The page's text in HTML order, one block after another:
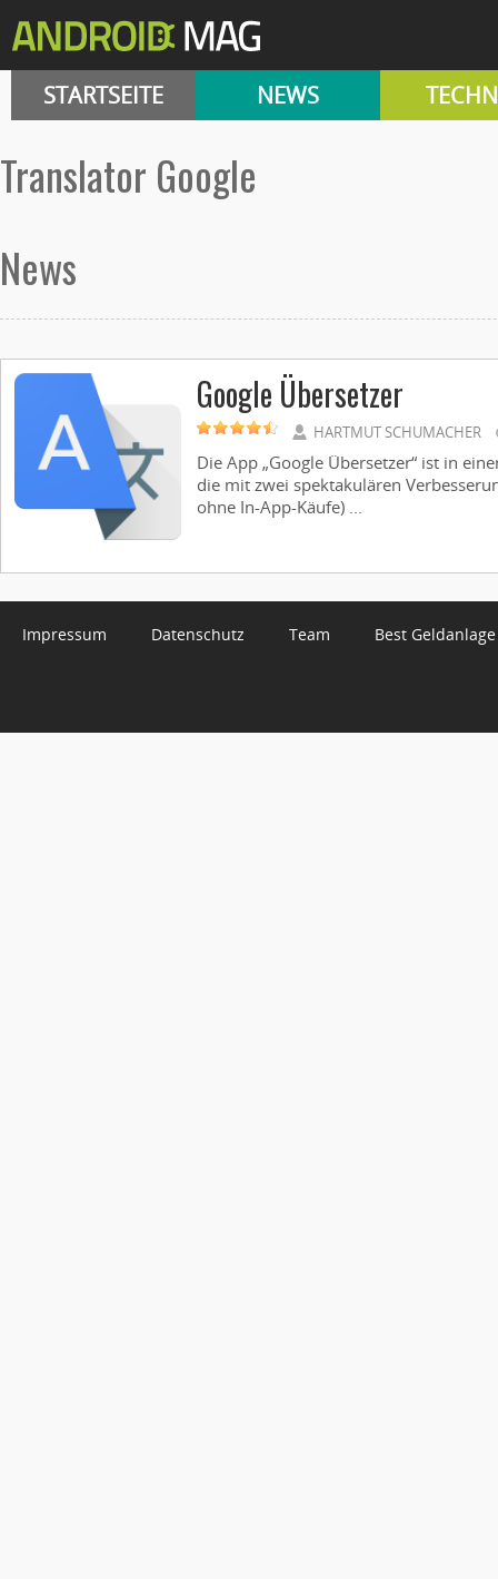
STARTSEITE NEWS
Translator Google
News
Google Übersetzer
HARTMUT SCHUMACHER
Die App „Google Übersetzer“ ist in
die mit zwei spektakulären
ohne In-App-Käufe) ...
Impressum Datenschutz Team Best Geldanlage